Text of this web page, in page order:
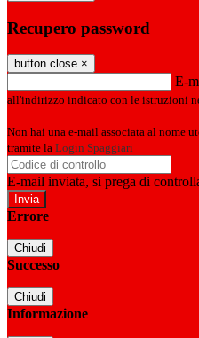
Recupero password
button close ×
E-
all'indirizzo indicato con le istruzioni
Non hai una e-mail associata al nome
tramite la Login Spaggiari
E-mail inviata, si prega di
Errore
Chiudi
Successo
Chiudi
Informazione